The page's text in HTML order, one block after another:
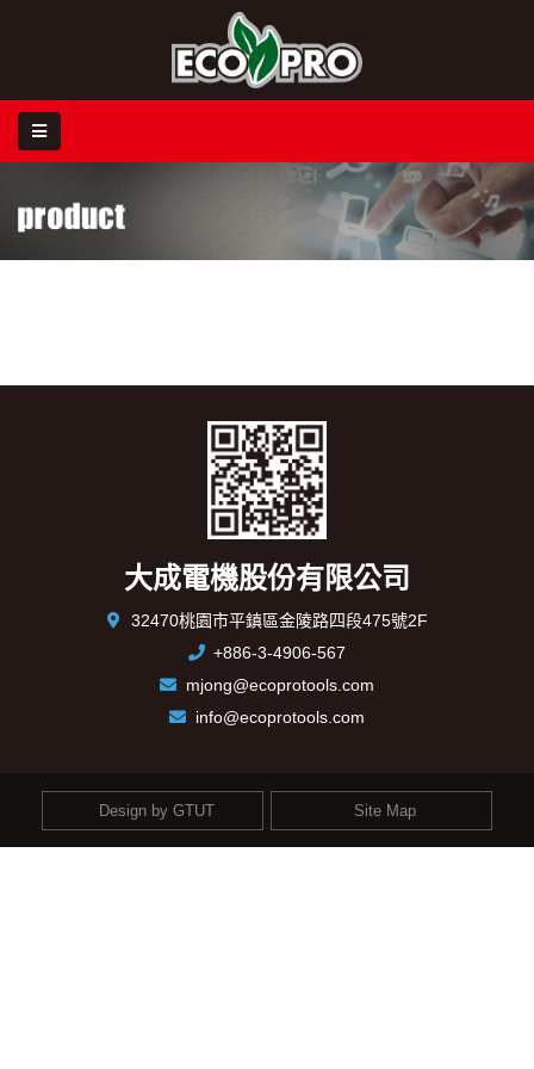
大成電機股份有限公司
32470桃園市平鎮區金陵路四段475號2F
+886-3-4906-567
mjong@ecoprotools.com
info@ecoprotools.com
Design by GTUT Site Map